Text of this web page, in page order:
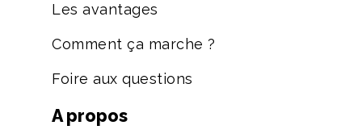
Les avantages
Comment ça marche ?
Foire aux questions
A propos